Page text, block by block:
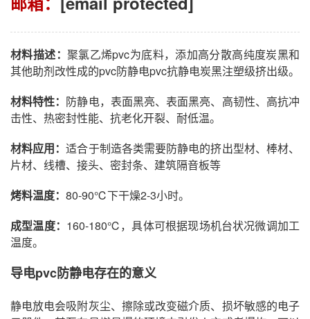
材料描述： 聚氯乙烯pvc为底料，添加高分散高纯度炭黑和
其他助剂改性成的pvc防静电pvc抗静电炭黑注塑级挤出级。
材料特性： 防静电，表面黑亮、表面黑亮、高韧性、高抗冲
击性、热密封性能、抗老化开裂、耐低温。
材料应用：适合于制造各类需要防静电的挤出型材、棒材、
片材、线槽、接头、密封条、建筑隔音板等
烤料温度： 80-90℃下干燥2-3小时。
成型温度： 160-180℃，具体可根据现场机台状况微调加工
温度。
导电pvc防静电存在的意义
静电放电会吸附灰尘、擦除或改变磁介质、损坏敏感的电子